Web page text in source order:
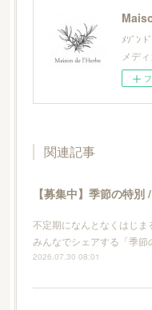
ﾒｿﾞﾝ
メデ
関連記事
【募集中】季節の特別
不定期になんとなくはじま
みんなでシェアする「季節
2026.07.30 08:01